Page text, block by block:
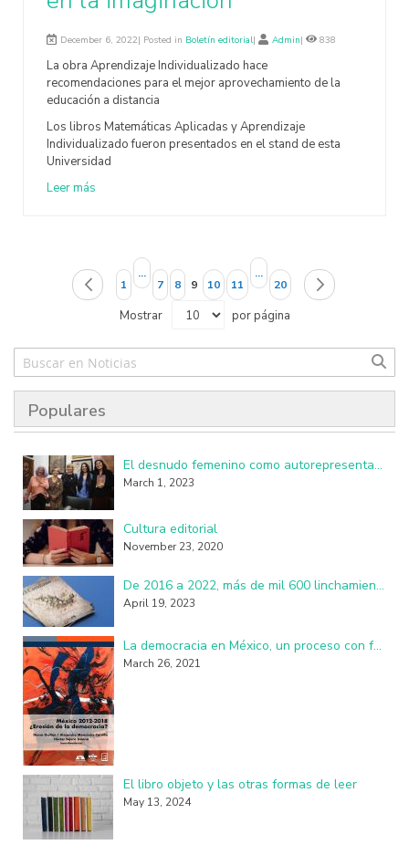
December 6, 2022| Posted in Boletín editorial| Admin| 838
La obra Aprendizaje Individualizado hace
recomendaciones para el mejor aprovechamiento de la
educación a distancia
Los libros Matemáticas Aplicadas y Aprendizaje
Individualizado fueron presentados en el stand de esta
Universidad
Leer más
Página
Anterior
Página
1
... Página
7
Página
8 Actualmente estás leyendo página
9
Página
10
Página
11
... Página
20
Mostrar por página
Populares
El desnudo femenino como autorepresentación resulta perturbador y subversivo
March 1, 2023
Cultura editorial
November 23, 2020
De 2016 a 2022, más de mil 600 linchamientos en México: investigadores de la UAM
April 19, 2023
La democracia en México, un proceso con fallas, imperfecciones y seudo practicantes
March 26, 2021
El libro objeto y las otras formas de leer
May 13, 2024